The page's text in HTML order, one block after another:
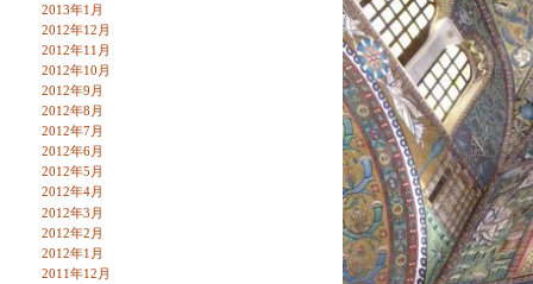
2013年1月
2012年12月
2012年11月
2012年10月
2012年9月
2012年8月
2012年7月
2012年6月
2012年5月
2012年4月
2012年3月
2012年2月
2012年1月
2011年12月